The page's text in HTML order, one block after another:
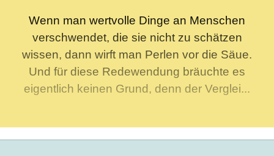
Wenn man wertvolle Dinge an Menschen
verschwendet, die sie nicht zu schätzen
wissen, dann wirft man Perlen vor die Säue.
Und für diese Redewendung bräuchte es
eigentlich keinen Grund, denn der Verglei...